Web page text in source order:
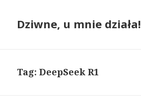
Dziwne, u mnie działa!
Tag:DeepSeek R1